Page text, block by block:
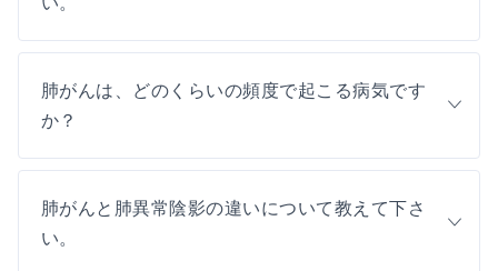
肺がんは、どのくらいの頻度で起こる病気です
か？
肺がんと肺異常陰影の違いについて教えて下さ
い。